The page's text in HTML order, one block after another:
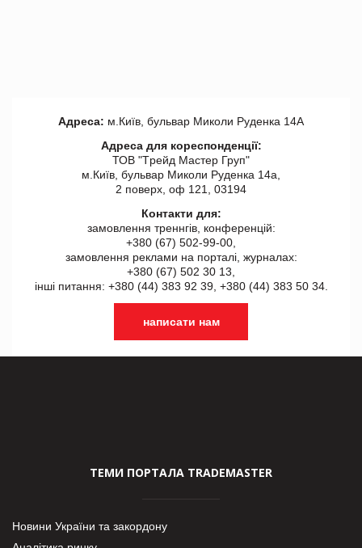
Адреса: м.Київ, бульвар Миколи Руденка 14А
Адреса для кореспонденції:
ТОВ "Tрейд Мастер Груп"
м.Київ, бульвар Миколи Руденка 14а,
2 поверх, оф 121, 03194
Контакти для:
замовлення треннгів, конференцій:
+380 (67) 502-99-00,
замовлення реклами на порталі, журналах:
+380 (67) 502 30 13,
інші питання: +380 (44) 383 92 39, +380 (44) 383 50 34.
написати нам
ТЕМИ ПОРТАЛА TRADEMASTER
Новини України та закордону